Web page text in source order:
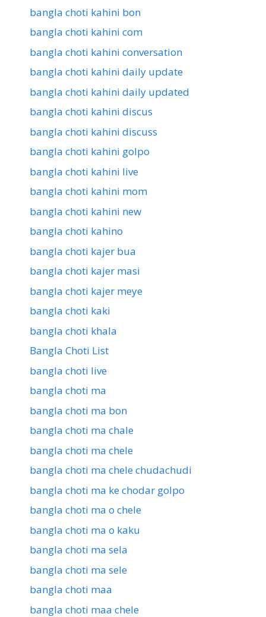
bangla choti kahini bon
bangla choti kahini com
bangla choti kahini conversation
bangla choti kahini daily update
bangla choti kahini daily updated
bangla choti kahini discus
bangla choti kahini discuss
bangla choti kahini golpo
bangla choti kahini live
bangla choti kahini mom
bangla choti kahini new
bangla choti kahino
bangla choti kajer bua
bangla choti kajer masi
bangla choti kajer meye
bangla choti kaki
bangla choti khala
Bangla Choti List
bangla choti live
bangla choti ma
bangla choti ma bon
bangla choti ma chale
bangla choti ma chele
bangla choti ma chele chudachudi
bangla choti ma ke chodar golpo
bangla choti ma o chele
bangla choti ma o kaku
bangla choti ma sela
bangla choti ma sele
bangla choti maa
bangla choti maa chele